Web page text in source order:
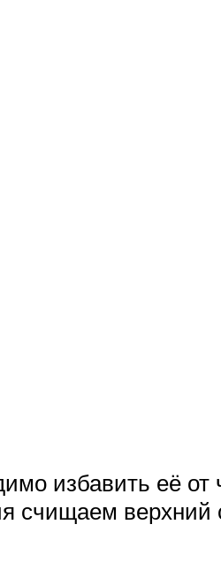
избавить её от
счищаем верхний